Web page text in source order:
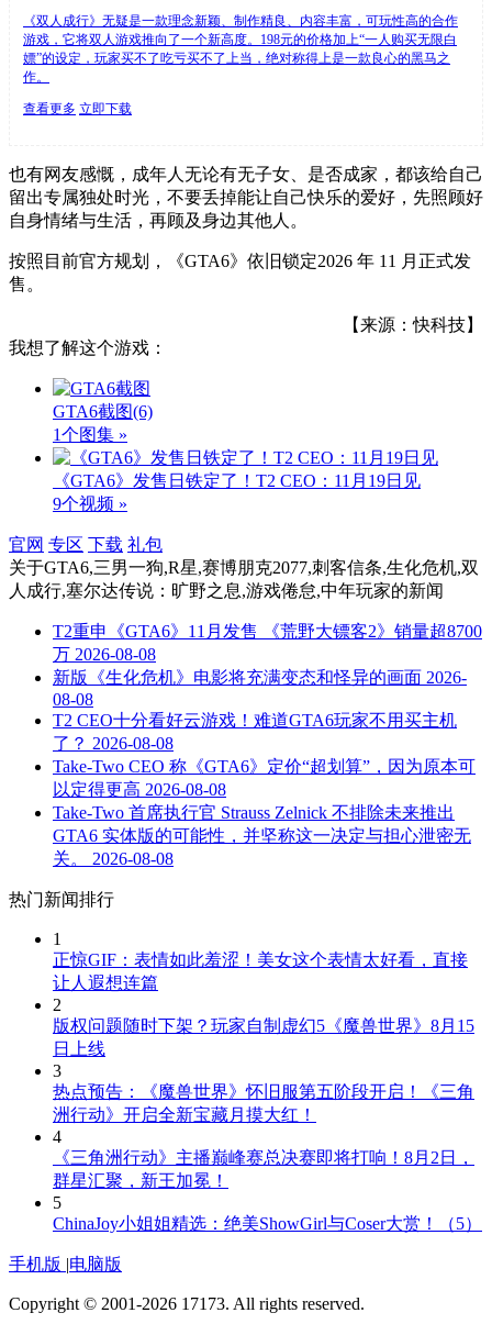
《双人成行》无疑是一款理念新颖、制作精良、内容丰富，可玩性高的合作
游戏，它将双人游戏推向了一个新高度。198元的价格加上“一人购买无限白
嫖”的设定，玩家买不了吃亏买不了上当，绝对称得上是一款良心的黑马之
作。
查看更多 立即下载
也有网友感慨，成年人无论有无子女、是否成家，都该给自己
留出专属独处时光，不要丢掉能让自己快乐的爱好，先照顾好
自身情绪与生活，再顾及身边其他人。
按照目前官方规划，《GTA6》依旧锁定2026 年 11 月正式发
售。
【来源：快科技】
我想了解这个游戏：
GTA6截图(6)
1个图集 »
《GTA6》发售日铁定了！T2 CEO：11月19日见
9个视频 »
官网 专区 下载 礼包
关于GTA6,三男一狗,R星,赛博朋克2077,刺客信条,生化危机,双
人成行,塞尔达传说：旷野之息,游戏倦怠,中年玩家的新闻
T2重申《GTA6》11月发售 《荒野大镖客2》销量超8700
万 2026-08-08
新版《生化危机》电影将充满变态和怪异的画面 2026-
08-08
T2 CEO十分看好云游戏！难道GTA6玩家不用买主机
了？ 2026-08-08
Take-Two CEO 称《GTA6》定价“超划算”，因为原本可
以定得更高 2026-08-08
Take-Two 首席执行官 Strauss Zelnick 不排除未来推出
GTA6 实体版的可能性，并坚称这一决定与担心泄密无
关。
2026-08-08
热门新闻排行
1
正惊GIF：表情如此羞涩！美女这个表情太好看，直接
让人遐想连篇
2
版权问题随时下架？玩家自制虚幻5《魔兽世界》8月15
日上线
3
热点预告：《魔兽世界》怀旧服第五阶段开启！《三角
洲行动》开启全新宝藏月摸大红！
4
《三角洲行动》主播巅峰赛总决赛即将打响！8月2日，
群星汇聚，新王加冕！
5
ChinaJoy小姐姐精选：绝美ShowGirl与Coser大赏！（5）
手机版 |电脑版
Copyright © 2001-2026 17173. All rights reserved.